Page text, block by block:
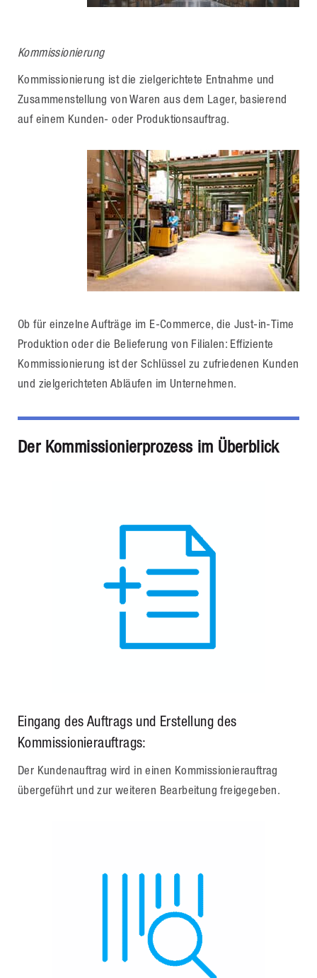
Kommissionierung
Kommissionierung ist die zielgerichtete Entnahme und
Zusammenstellung von Waren aus dem Lager, basierend
auf einem Kunden- oder Produktionsauftrag.
Ob für einzelne Aufträge im E-Commerce, die Just-in-Time
Produktion oder die Belieferung von Filialen: Effiziente
Kommissionierung ist der Schlüssel zu zufriedenen Kunden
und zielgerichteten Abläufen im Unternehmen.
Der Kommissionierprozess im Überblick
Eingang des Auftrags und Erstellung des
Kommissionierauftrags:
Der Kundenauftrag wird in einen Kommissionierauftrag
übergeführt und zur weiteren Bearbeitung freigegeben.